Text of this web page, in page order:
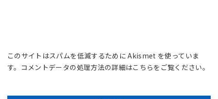
このサイトはスパムを低減するために Akismet を使っていま
す。 コメントデータの処理方法の詳細はこちらをご覧ください。